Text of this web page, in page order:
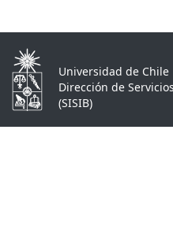
Universidad de Chile
Dirección de
(SISIB)